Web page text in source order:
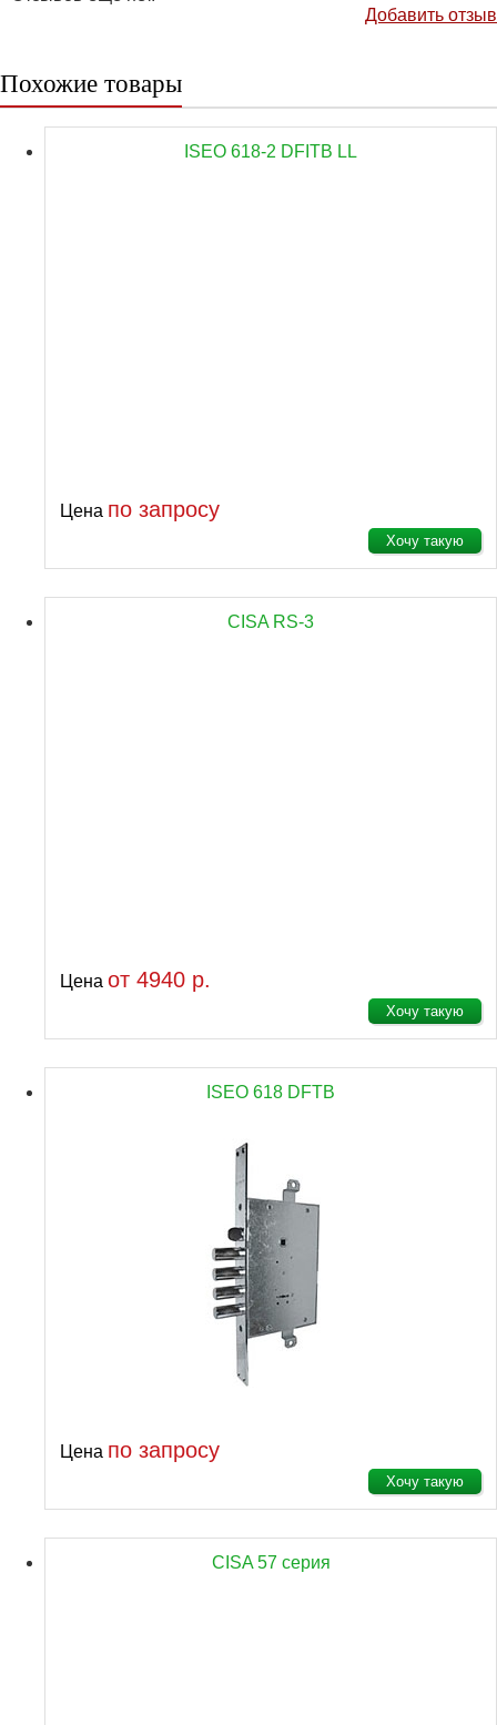
Добавить отзыв
Похожие товары
ISEO 618-2 DFITB LL
Цена по запросу
Хочу такую
CISA RS-3
Цена от 4940 р.
Хочу такую
ISEO 618 DFTB
Цена по запросу
Хочу такую
CISA 57 серия